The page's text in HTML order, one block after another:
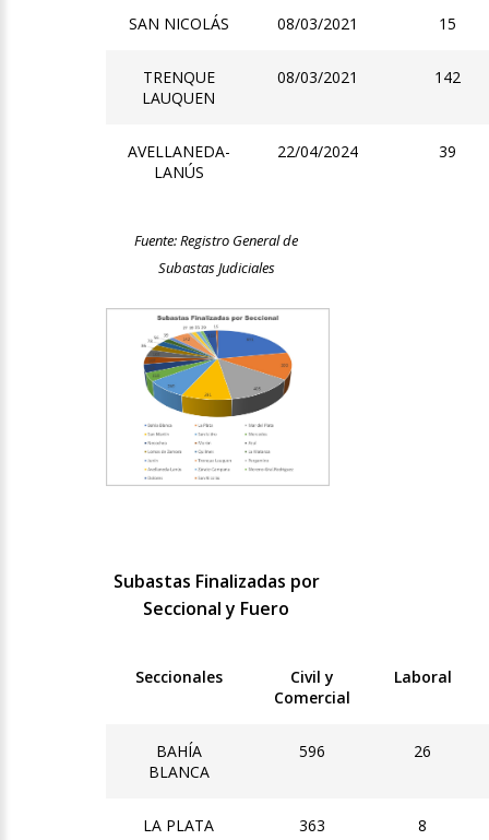
SAN NICOLÁS 08/03/2021 15
TRENQUE
LAUQUEN
08/03/2021 142
AVELLANEDA-
LANÚS
22/04/2024 39
Fuente: Registro General de
Subastas Judiciales
Subastas Finalizadas por
Seccional y Fuero
Seccionales
Civil y
Comercial
Laboral
BAHÍA
BLANCA
596 26
LA PLATA 363 8